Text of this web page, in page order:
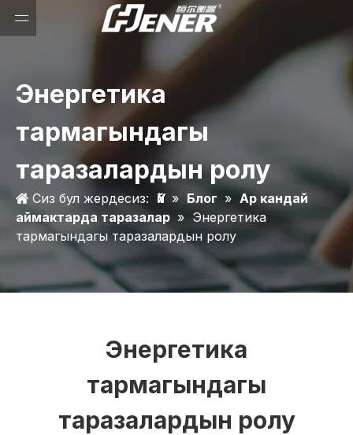
Энергетика
тармагындагы
таразалардын ролу
Сиз бул жердесиз: Үй » Блог » Ар кандай
аймактарда таразалар » Энергетика
тармагындагы таразалардын ролу
Энергетика
тармагындагы
таразалардын ролу